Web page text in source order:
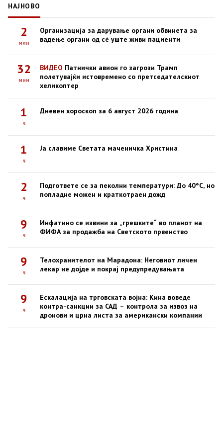
НАЈНОВО
2
мин
Организација за дарување органи обвинета за
вадење органи од сè уште живи пациенти
32
мин
ВИДЕО Патнички авион го загрози Трамп
полетувајќи истовремено со претседателскиот
хеликоптер
1
ч
Дневен хороскоп за 6 август 2026 година
1
ч
Ја славиме Светата маченичка Христина
2
ч
Подгответе се за пеколни температури: До 40°C, но
попладне можен и краткотраен дожд
9
ч
Инфатино се извини за „грешките“ во планот на
ФИФА за продажба на Светското првенство
9
ч
Телохранителот на Марадона: Неговиот личен
лекар не дојде и покрај предупредувањата
9
ч
Ескалација на трговската војна: Кина воведе
контра-санкции за САД – контрола за извоз на
дронови и црна листа за американски компании